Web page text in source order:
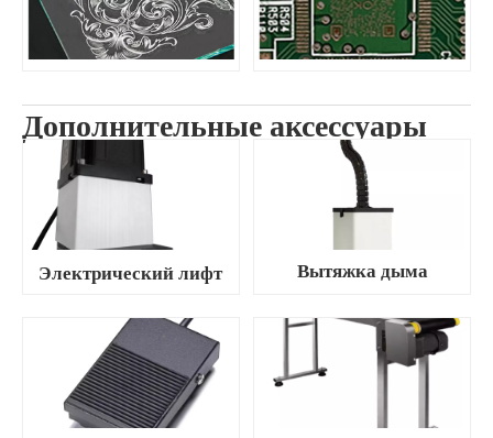
Дополнительные аксессуары
Электрический лифт Вытяжка дыма